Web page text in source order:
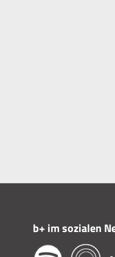
b+ im sozialen